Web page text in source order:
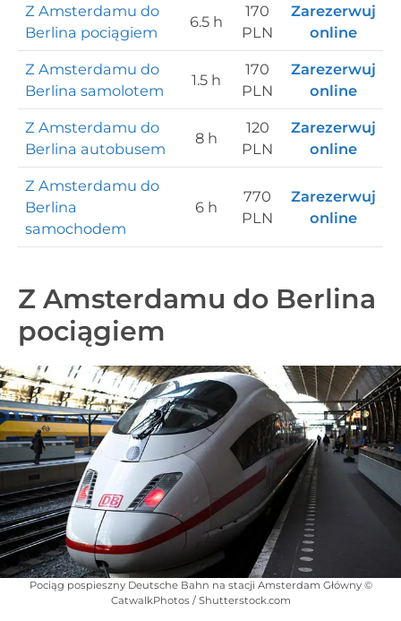
Z Amsterdamu do
Berlina pociągiem
6.5 h
170
PLN
Zarezerwuj
online
Z Amsterdamu do
Berlina samolotem
1.5 h
170
PLN
Zarezerwuj
online
Z Amsterdamu do
Berlina autobusem
8 h
120
PLN
Zarezerwuj
online
Z Amsterdamu do
Berlina
samochodem
6 h
770
PLN
Zarezerwuj
online
Z Amsterdamu do Berlina
pociągiem
Pociąg pospieszny Deutsche Bahn na stacji Amsterdam Główny ©
CatwalkPhotos / Shutterstock.com